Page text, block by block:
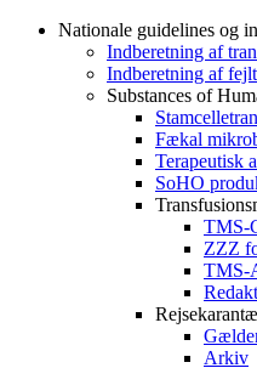
Nationale guidelines og
Indberetning af
Indberetning af
Substances of
Fækal
Terapeutisk
SoHO
TMS-
ZZZ
TMS-
Arkiv